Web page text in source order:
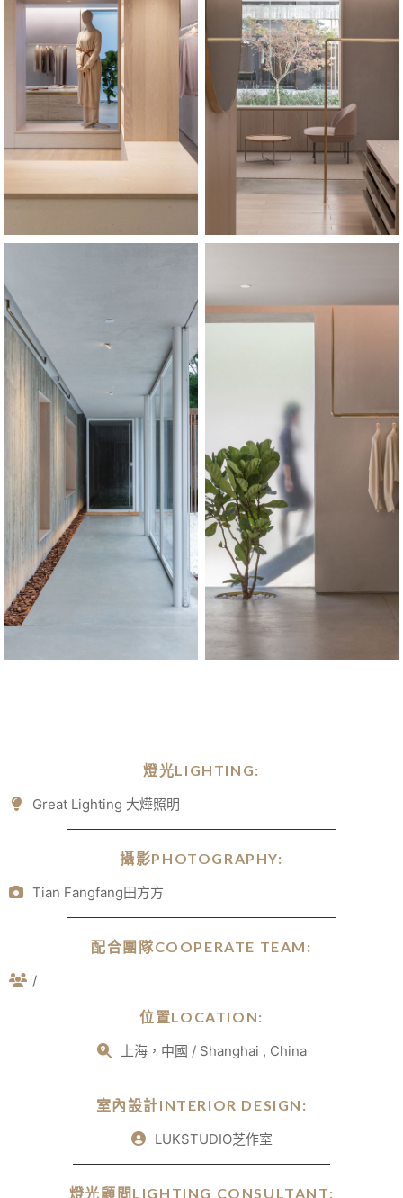
位置LOCATION:
上海，中國 / Shanghai , China
室內設計INTERIOR DESIGN:
LUKSTUDIO芝作室
燈光顧問LIGHTING CONSULTANT:
燈光LIGHTING:
Great Lighting 大燁照明
攝影PHOTOGRAPHY:
Tian Fangfang田方方
配合團隊COOPERATE TEAM:
/